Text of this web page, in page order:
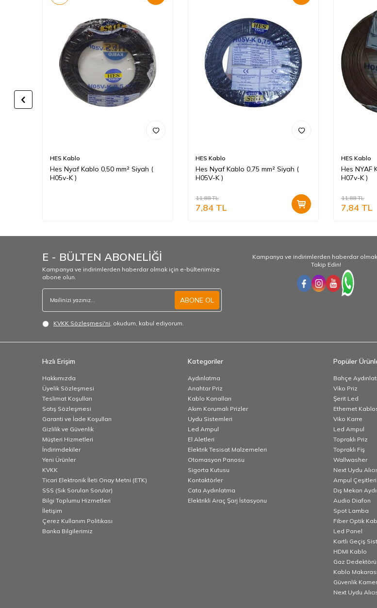
HES Kablo
Hes Nyaf Kablo 0,50 mm² Siyah (
H05v-K )
HES Kablo
Hes Nyaf Kablo 0,75 mm² Siyah (
H05V-K )
11,88TL
7,84 TL
HES Kablo
Hes NYAF
H07v-K )
11,88TL
7,84 TL
E - BÜLTEN ABONELİĞİ
Kampanya ve indirimlerden haberdar olmak için e-bültenimize
abone olun.
ABONE OL
KVKK Sözleşmesi'ni, okudum, kabul ediyorum.
Kampanya ve indirimlerden haberdar
Takip Edin!
Hızlı Erişim
Hakkımızda
Üyelik Sözleşmesi
Teslimat Koşulları
Satış Sözleşmesi
Garanti ve İade Koşulları
Gizlilik ve Güvenlik
Müşteri Hizmetleri
İndirimdekiler
Yeni Ürünler
KVKK
Ticari Elektronik İleti Onay Metni (ETK)
SSS (Sık Sorulan Sorular)
Bilgi Toplumu Hizmetleri
İletişim
Çerez Kullanım Politikası
Banka Bilgilerimiz
Kategoriler
Aydınlatma
Anahtar Priz
Kablo Kanalları
Akım Korumalı Prizler
Uydu Sistemleri
Led Ampul
El Aletleri
Elektrik Tesisat Malzemeleri
Otomasyon Panosu
Sigorta Kutusu
Kontaktörler
Cata Aydınlatma
Elektrikli Araç Şarj İstasyonu
Popüler
Bahçe
Viko Priz
Şerit Led
Ethernet
Viko Karre
Led Ampul
Topraklı Priz
Topraklı Fiş
Wallwasher
Next Uydu
Ampul Çeşitleri
Dış Mekan
Audio Diafon
Spot Lamba
Fiber Optik
Led Panel
Kartlı Geçiş
HDMI Kablo
Gaz Dedektörü
Kablo Makarası
Güvenlik
Next Uydu